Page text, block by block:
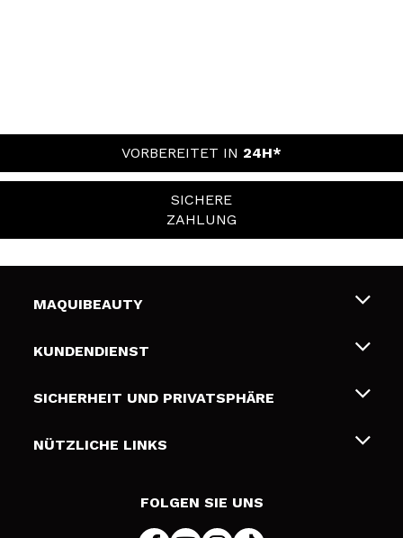
VORBEREITET IN 24H*
SICHERE
ZAHLUNG
MAQUIBEAUTY
Über uns
Geschenkkarten
KUNDENDIENST
Liefer- und Versandkosten
Zahlung
SICHERHEIT UND PRIVATSPHÄRE
Bedingungen und Datenschutz
NÜTZLICHE LINKS
FOLGEN SIE UNS